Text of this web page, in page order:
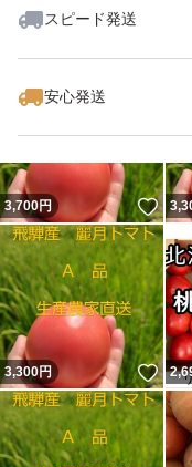
します。再配達等で
※時間帯指定はお客
てがる版ゆうパック
かねる仕様となって
※質問はお気軽に。
スピード発送
安心発送
3,700円 い
3,300円 い